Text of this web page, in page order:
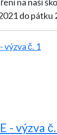
do pátku
- výzva